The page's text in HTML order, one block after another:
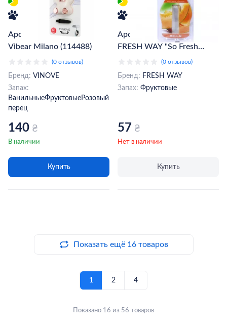
Ароматизатор Vinove
Vibear Milano (114488)
(0 отзывов)
Бренд: VINOVE
Запах:
ВанильныеФруктовыеРозовый
перец
140 ₴
В наличии
Купить
Ароматизатор жидкий
FRESH WAY "So Fresh
Ampule" Melon 4,5мл
(40751606/817517)
(0 отзывов)
Бренд: FRESH WAY
Запах: Фруктовые
57 ₴
Нет в наличии
Купить
Показать ещё 16 товаров
1 2 4
Показано 16 из 56 товаров